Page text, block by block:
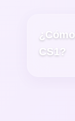
CS1?